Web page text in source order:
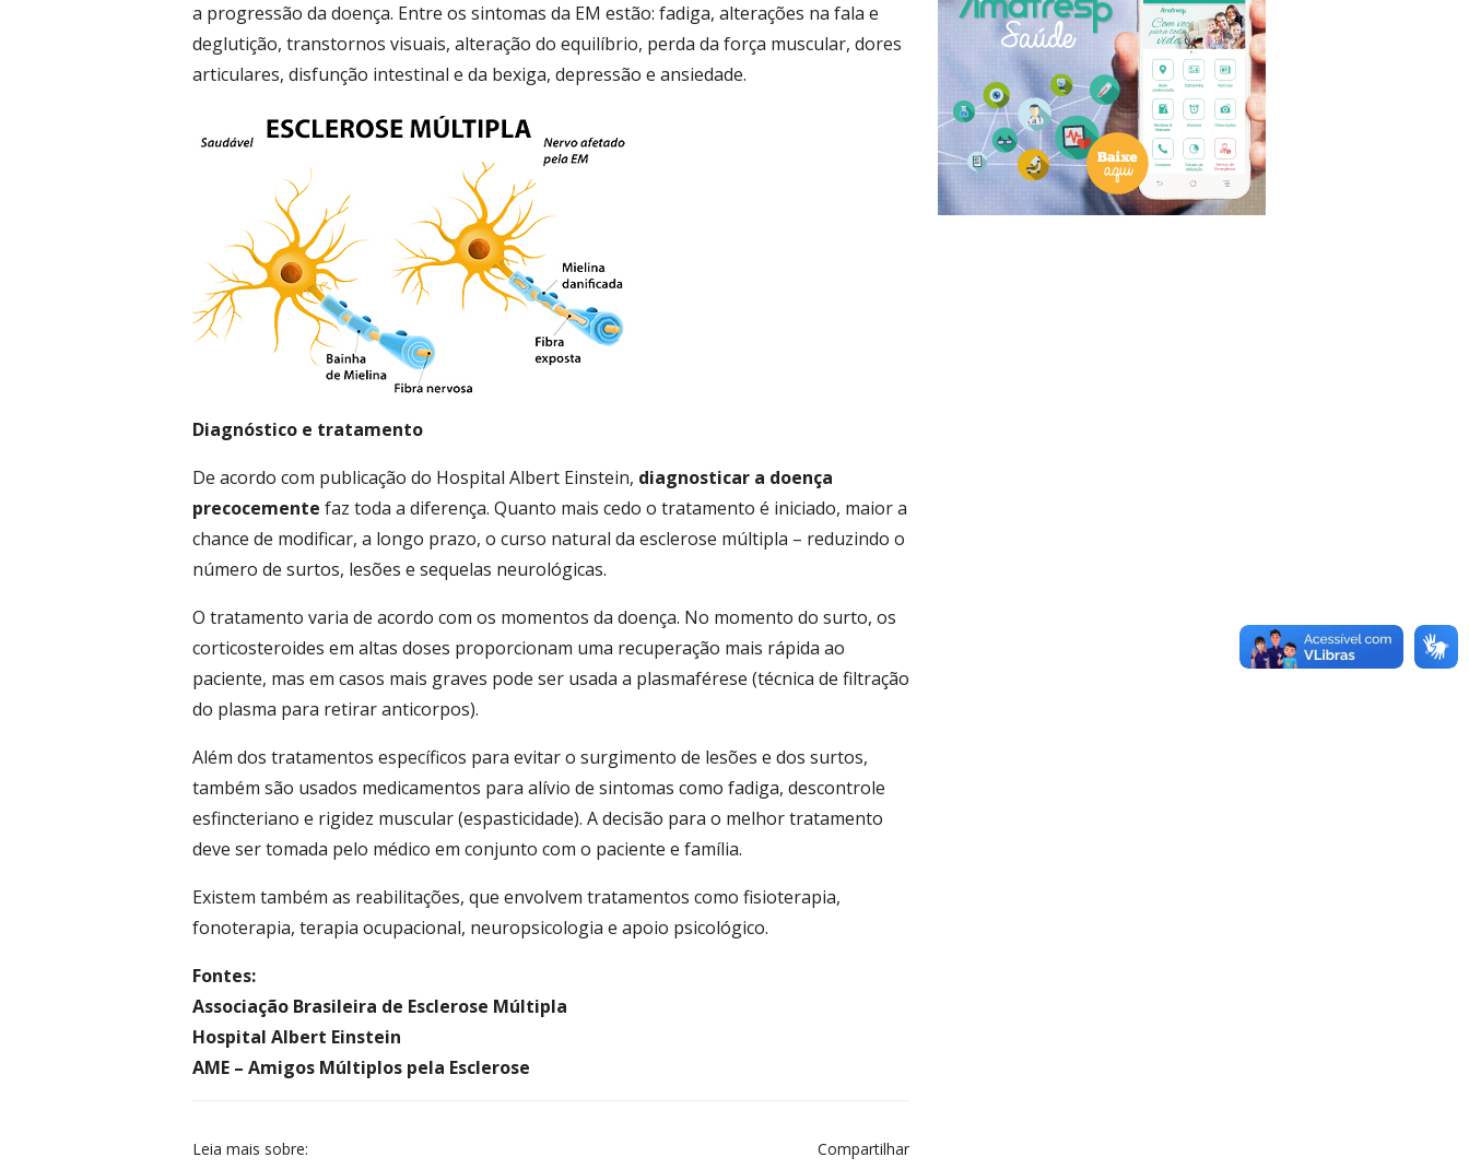
a progressão da doença. Entre os sintomas da EM estão: fadiga, alterações na fala e
deglutição, transtornos visuais, alteração do equilíbrio, perda da força muscular, dores
articulares, disfunção intestinal e da bexiga, depressão e ansiedade.
Diagnóstico e tratamento
De acordo com publicação do Hospital Albert Einstein, diagnosticar a doença
precocemente faz toda a diferença. Quanto mais cedo o tratamento é iniciado, maior a
chance de modificar, a longo prazo, o curso natural da esclerose múltipla – reduzindo o
número de surtos, lesões e sequelas neurológicas.
O tratamento varia de acordo com os momentos da doença. No momento do surto, os
corticosteroides em altas doses proporcionam uma recuperação mais rápida ao
paciente, mas em casos mais graves pode ser usada a plasmaférese (técnica de filtração
do plasma para retirar anticorpos).
Além dos tratamentos específicos para evitar o surgimento de lesões e dos surtos,
também são usados medicamentos para alívio de sintomas como fadiga, descontrole
esfincteriano e rigidez muscular (espasticidade). A decisão para o melhor tratamento
deve ser tomada pelo médico em conjunto com o paciente e família.
Existem também as reabilitações, que envolvem tratamentos como fisioterapia,
fonoterapia, terapia ocupacional, neuropsicologia e apoio psicológico.
Fontes:
Associação Brasileira de Esclerose Múltipla
Hospital Albert Einstein
AME – Amigos Múltiplos pela Esclerose
Leia mais sobre: Compartilhar